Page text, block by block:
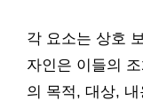
각 요소는 상호
자인은 이들의
의 목적, 대상,